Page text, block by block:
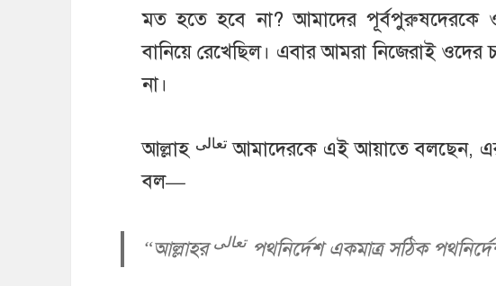
মত হতে হবে না? আমাদের পূর্বপুরুষদেরকে
বানিয়ে রেখেছিল। এবার আমরা নিজেরাই
না।
আল্লাহ تعالى আমাদেরকে এই আয়াতে বলছেন,
বল—
“আল্লাহরتعالىপথনির্দেশ একমাত্র সঠিক